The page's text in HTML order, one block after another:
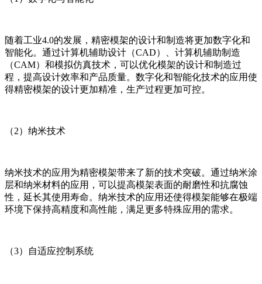
随着工业4.0的发展，精密模架的设计和制造将更加数字化和
智能化。通过计算机辅助设计（CAD）、计算机辅助制造
（CAM）和模拟仿真技术，可以优化模架的设计和制造过
程，提高设计效率和产品质量。数字化和智能化技术的应用使
得精密模架的设计更加精准，生产过程更加可控。
（2）纳米技术
纳米技术的应用为精密模架带来了新的技术突破。通过纳米涂
层和纳米材料的应用，可以提高模架表面的耐磨性和抗腐蚀
性，延长其使用寿命。纳米技术的应用还使得模架能够在极端
环境下保持高精度和高性能，满足更多特殊应用的需求。
（3）自适应控制系统